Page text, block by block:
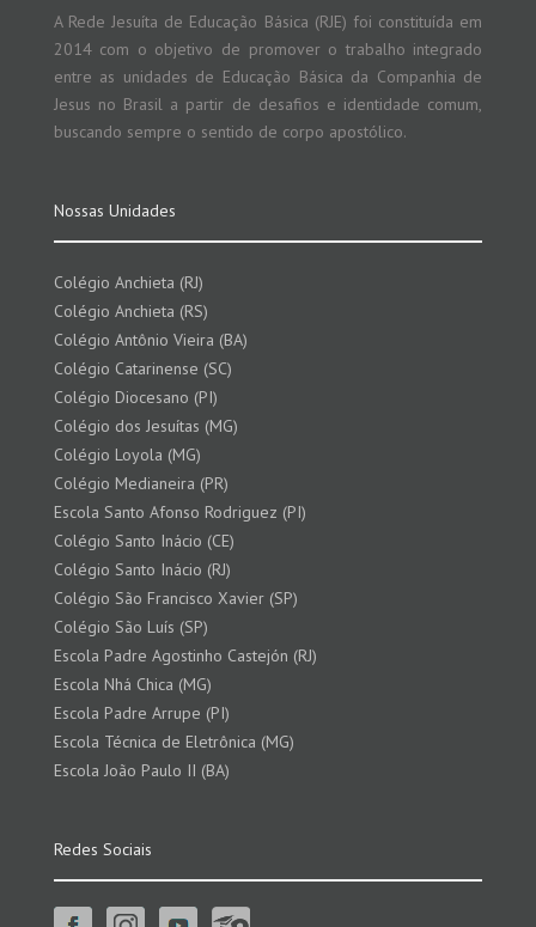
A Rede Jesuíta de Educação Básica (RJE) foi constituída em
2014 com o objetivo de promover o trabalho integrado
entre as unidades de Educação Básica da Companhia de
Jesus no Brasil a partir de desafios e identidade comum,
buscando sempre o sentido de corpo apostólico.
Nossas Unidades
Colégio Anchieta (RJ)
Colégio Anchieta (RS)
Colégio Antônio Vieira (BA)
Colégio Catarinense (SC)
Colégio Diocesano (PI)
Colégio dos Jesuítas (MG)
Colégio Loyola (MG)
Colégio Medianeira (PR)
Escola Santo Afonso Rodriguez (PI)
Colégio Santo Inácio (CE)
Colégio Santo Inácio (RJ)
Colégio São Francisco Xavier (SP)
Colégio São Luís (SP)
Escola Padre Agostinho Castejón (RJ)
Escola Nhá Chica (MG)
Escola Padre Arrupe (PI)
Escola Técnica de Eletrônica (MG)
Escola João Paulo II (BA)
Redes Sociais